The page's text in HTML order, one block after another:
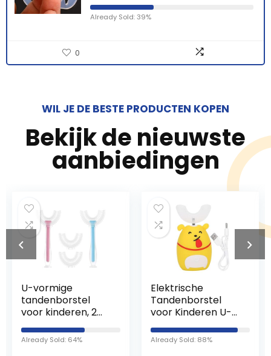
Already Sold: 39%
0
WIL JE DE BESTE PRODUCTEN KOPEN
Bekijk de nieuwste
aanbiedingen
U-vormige
tandenborstel
voor kinderen, 2
stuks, handmatige
U-vormige
tandenborstel,
Already Sold: 64%
Elektrische
Tandenborstel
voor Kinderen U-
vormige
Automatische
Tandenborstel
Already Sold: 88%